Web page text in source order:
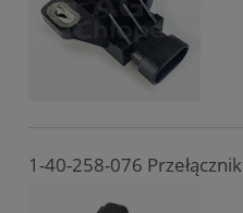
1-40-258-076 Przełącznik